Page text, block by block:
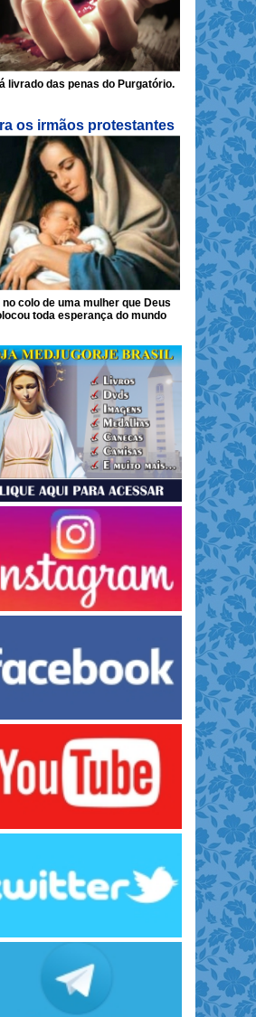
livrado das penas do Purgatório.
os irmãos protestantes
no colo de uma mulher que Deus
toda esperança do mundo